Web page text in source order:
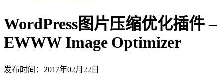
WordPress图片压缩优化插件 –
EWWW Image Optimizer
发布时间：2017年02月22日